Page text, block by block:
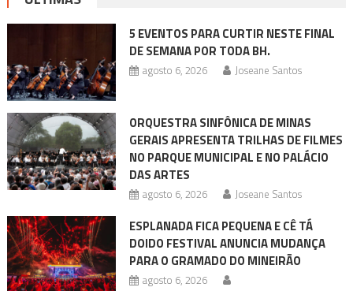
5 EVENTOS PARA CURTIR NESTE FINAL
DE SEMANA POR TODA BH.
agosto 6, 2026 Joseane Santos
ORQUESTRA SINFÔNICA DE MINAS
GERAIS APRESENTA TRILHAS DE FILMES
NO PARQUE MUNICIPAL E NO PALÁCIO
DAS ARTES
agosto 6, 2026 Joseane Santos
ESPLANADA FICA PEQUENA E CÊ TÁ
DOIDO FESTIVAL ANUNCIA MUDANÇA
PARA O GRAMADO DO MINEIRÃO
agosto 6, 2026